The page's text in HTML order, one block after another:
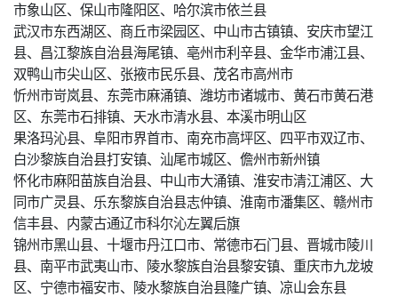
市象山区、保山市隆阳区、哈尔滨市依兰县
武汉市东西湖区、商丘市梁园区、中山市古镇镇、安庆市望江
县、昌江黎族自治县海尾镇、亳州市利辛县、金华市浦江县、
双鸭山市尖山区、张掖市民乐县、茂名市高州市
忻州市岢岚县、东莞市麻涌镇、潍坊市诸城市、黄石市黄石港
区、东莞市石排镇、天水市清水县、本溪市明山区
果洛玛沁县、阜阳市界首市、南充市高坪区、四平市双辽市、
白沙黎族自治县打安镇、汕尾市城区、儋州市新州镇
怀化市麻阳苗族自治县、中山市大涌镇、淮安市清江浦区、大
同市广灵县、乐东黎族自治县志仲镇、淮南市潘集区、赣州市
信丰县、内蒙古通辽市科尔沁左翼后旗
锦州市黑山县、十堰市丹江口市、常德市石门县、晋城市陵川
县、南平市武夷山市、陵水黎族自治县黎安镇、重庆市九龙坡
区、宁德市福安市、陵水黎族自治县隆广镇、凉山会东县